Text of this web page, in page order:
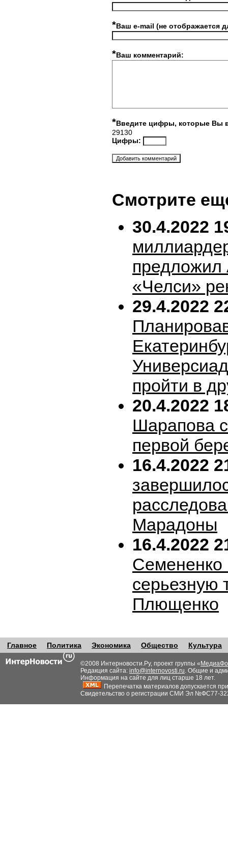
*Ваш e-mail (не отображается
*Ваш комментарий:
*Введите цифры, которые Вы
29130
Цифры:
Смотрите
30.4.2022
предложил
«Челси»
29.4.2022
пройти в
20.4.2022
Шарапова
первой
16.4.2022
Марадоны
16.4.2022
Семененко
серьезную
Плющенко
Главное Политика Экономика Общество Культура
©2008 Интерновости.Ру, проект группы «
Редакция сайта: info@internovosti.ru. Общие и
Информация на сайте для лиц старше 18 лет.
Перепечатка материалов допускается
Свидетельство о регистрации СМИ Эл №ФС77-